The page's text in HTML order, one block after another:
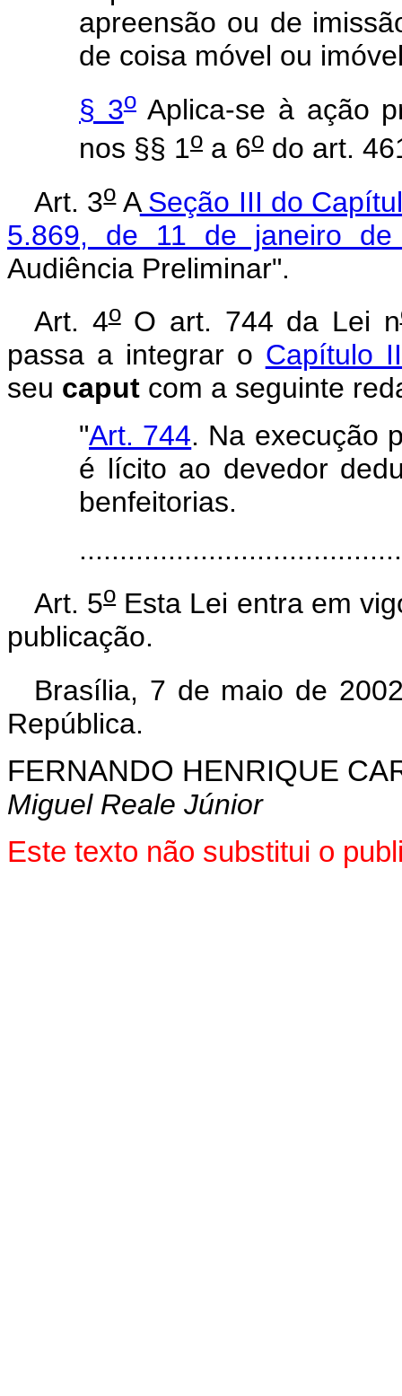
apreensão ou de
de coisa móvel ou
§ 3oAplica-se à ação
nos §§ 1o a 6o do art.
Art. 3oASeção III do
5.869, de 11 de janeiro de
Audiência Preliminar".
Art. 4oO art. 744 da Lei n
passa a integrar o Capítulo
seu caput com a seguinte
"Art. 744. Na execução
é lícito ao devedor
benfeitorias.
Art. 5oEsta Lei entra em
publicação.
Brasília, 7 de maio de
República.
FERNANDO HENRIQUE
Miguel Reale Júnior
Este texto não substitui o